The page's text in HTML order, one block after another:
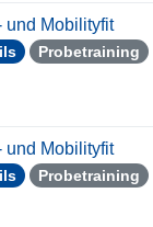
und Mobilityfit
Probetraining
und Mobilityfit
Probetraining